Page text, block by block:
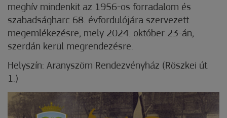
meghív mindenkit az 1956-os forradalom és
szabadságharc 68. évfordulójára szervezett
megemlékezésre, mely 2024. október 23-án,
szerdán kerül megrendezésre.
Helyszín: Aranyszöm Rendezvényház (Röszkei út
1.)